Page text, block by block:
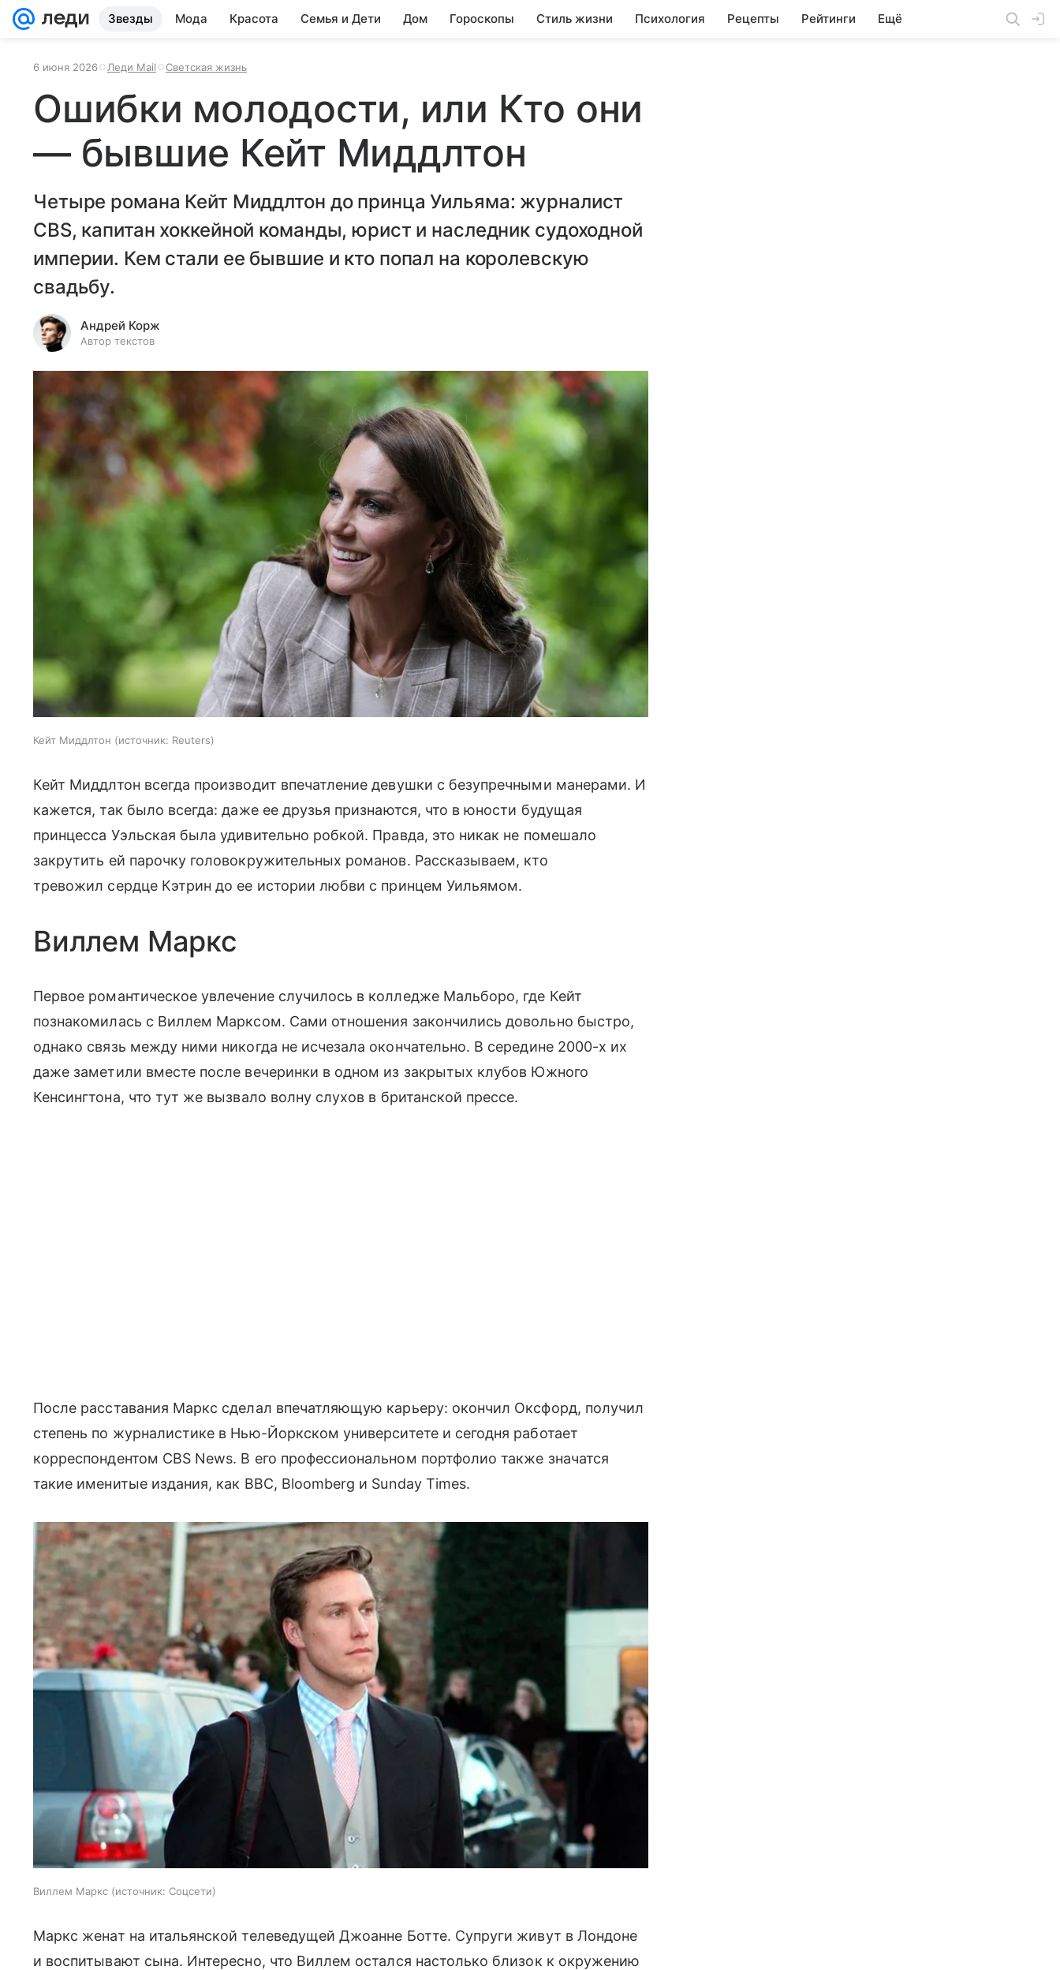
Звезды Мода Красота Семья и Дети Дом Гороскопы Стиль жизни Психология Рецепты Рейтинги Ещё
6 июня 2026 Леди Mail Светская жизнь
Ошибки молодости, или Кто они
— бывшие Кейт Миддлтон
Четыре романа Кейт Миддлтон до принца Уильяма: журналист
CBS, капитан хоккейной команды, юрист и наследник судоходной
империи. Кем стали ее бывшие и кто попал на королевскую
свадьбу.
Андрей Корж
Автор текстов
Кейт Миддлтон источник: Reuters
Кейт Миддлтон всегда производит впечатление девушки с безупречными манерами. И
кажется, так было всегда: даже ее друзья признаются, что в юности будущая
принцесса Уэльская была удивительно робкой. Правда, это никак не помешало
закрутить ей парочку головокружительных романов. Рассказываем, кто
тревожил сердце Кэтрин до ее истории любви с принцем Уильямом.
Виллем Маркс
Первое романтическое увлечение случилось в колледже Мальборо, где Кейт
познакомилась с Виллем Марксом. Сами отношения закончились довольно быстро,
однако связь между ними никогда не исчезала окончательно. В середине 2000-х их
даже заметили вместе после вечеринки в одном из закрытых клубов Южного
Кенсингтона, что тут же вызвало волну слухов в британской прессе.
После расставания Маркс сделал впечатляющую карьеру: окончил Оксфорд, получил
степень по журналистике в Нью-Йоркском университете и сегодня работает
корреспондентом CBS News. В его профессиональном портфолио также значатся
такие именитые издания, как BBC, Bloomberg и Sunday Times.
Виллем Маркс источник: Соцсети
Маркс женат на итальянской телеведущей Джоанне Ботте. Супруги живут в Лондоне
и воспитывают сына. Интересно, что Виллем остался настолько близок к окружению